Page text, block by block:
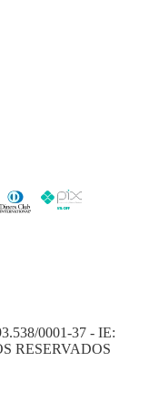
0001-37 - IE:
RESERVADOS